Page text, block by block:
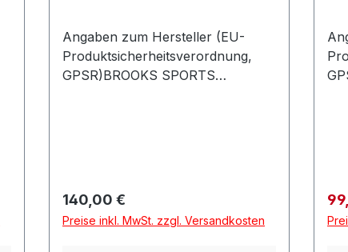
Angaben zum Hersteller (EU-
Produktsicherheitsverordnung,
GPSR)BROOKS SPORTS
Regulärer Preis:
140,00 €
Preise inkl. MwSt. zzgl. Versandkosten